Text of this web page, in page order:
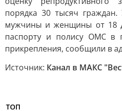
порядка 30 тысяч граждан.
мужчины и женщины от 18
паспорту и полису ОМС в
прикрепления, сообщили в
Источник: Канал в МАКС
ТОП